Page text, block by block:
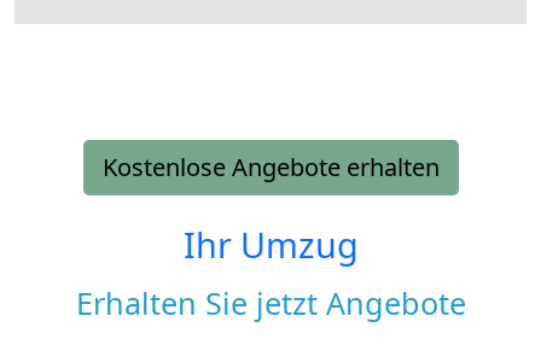
Kostenlose Angebote erhalten
Ihr Umzug
Erhalten Sie jetzt Angebote